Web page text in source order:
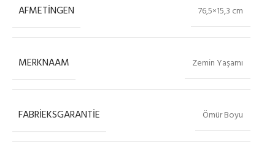
AFMETINGEN 76,5×15,3 cm
MERKNAAM Zemin Yaşamı
FABRIEKSGARANTIE Ömür Boyu